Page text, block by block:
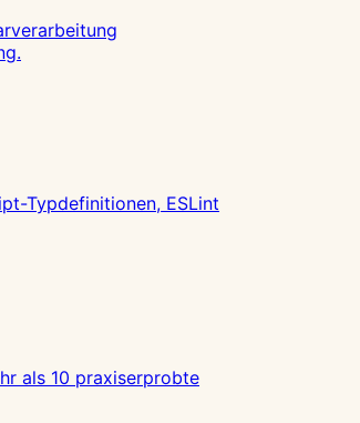
Typdefinitionen, ESLint
als 10 praxiserprobte